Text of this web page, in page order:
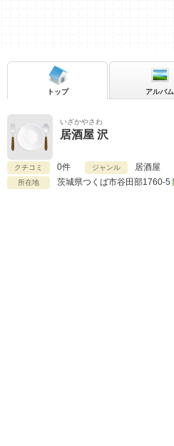
いざかやさわ
居酒屋 沢
クチコミ 0件 ジャンル 居酒屋
所在地 茨城県つくば市谷田部1760-5
トップ アルバム